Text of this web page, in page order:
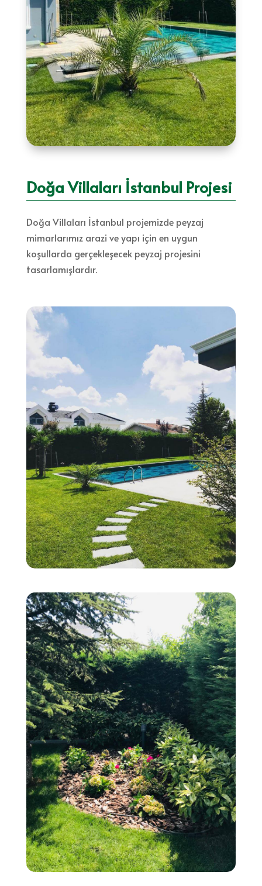
Doğa Villaları İstanbul Projesi
Doğa Villaları İstanbul projemizde peyzaj
mimarlarımız arazi ve yapı için en uygun
koşullarda gerçekleşecek peyzaj projesini
tasarlamışlardır.